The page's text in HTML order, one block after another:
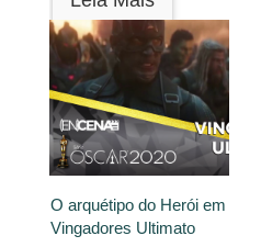
O arquétipo do Herói em
Vingadores Ultimato